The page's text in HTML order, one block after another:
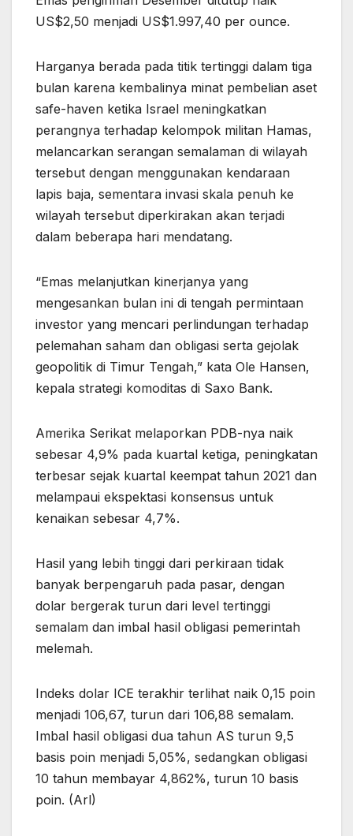
US$2,50 menjadi US$1.997,40 per ounce.
Harganya berada pada titik tertinggi dalam tiga
bulan karena kembalinya minat pembelian aset
safe-haven ketika Israel meningkatkan
perangnya terhadap kelompok militan Hamas,
melancarkan serangan semalaman di wilayah
tersebut dengan menggunakan kendaraan
lapis baja, sementara invasi skala penuh ke
wilayah tersebut diperkirakan akan terjadi
dalam beberapa hari mendatang.
“Emas melanjutkan kinerjanya yang
mengesankan bulan ini di tengah permintaan
investor yang mencari perlindungan terhadap
pelemahan saham dan obligasi serta gejolak
geopolitik di Timur Tengah,” kata Ole Hansen,
kepala strategi komoditas di Saxo Bank.
Amerika Serikat melaporkan PDB-nya naik
sebesar 4,9% pada kuartal ketiga, peningkatan
terbesar sejak kuartal keempat tahun 2021 dan
melampaui ekspektasi konsensus untuk
kenaikan sebesar 4,7%.
Hasil yang lebih tinggi dari perkiraan tidak
banyak berpengaruh pada pasar, dengan
dolar bergerak turun dari level tertinggi
semalam dan imbal hasil obligasi pemerintah
melemah.
Indeks dolar ICE terakhir terlihat naik 0,15 poin
menjadi 106,67, turun dari 106,88 semalam.
Imbal hasil obligasi dua tahun AS turun 9,5
basis poin menjadi 5,05%, sedangkan obligasi
10 tahun membayar 4,862%, turun 10 basis
poin. (Arl)